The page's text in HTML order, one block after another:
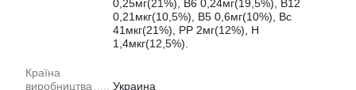
0,25мг(21%), В6 0,24мг(19,5%), В12
0,21мкг(10,5%), В5 0,6мг(10%), Вс
41мкг(21%), РР 2мг(12%), Н
1,4мкг(12,5%).
Країна
виробництва
Украина